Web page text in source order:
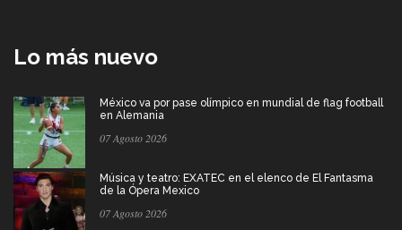
Lo más nuevo
México va por pase olímpico en mundial de flag football
en Alemania
07 Agosto 2026
Música y teatro: EXATEC en el elenco de El Fantasma
de la Ópera Mexico
07 Agosto 2026